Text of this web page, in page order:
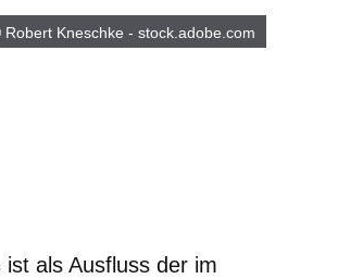
Robert Kneschke - stock.adobe.com
als Ausfluss der im